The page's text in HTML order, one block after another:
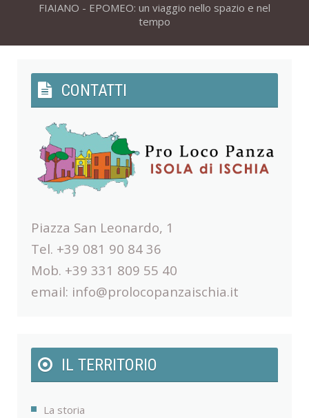
FIAIANO - EPOMEO: un viaggio nello spazio e nel
tempo
CONTATTI
Piazza San Leonardo, 1
Tel. +39 081 90 84 36
Mob. +39 331 809 55 40
email: info@prolocopanzaischia.it
IL TERRITORIO
La storia